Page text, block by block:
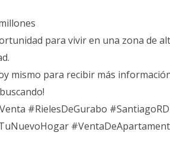
para vivir en una zona de
mismo para recibir más
#RielesDeGurabo